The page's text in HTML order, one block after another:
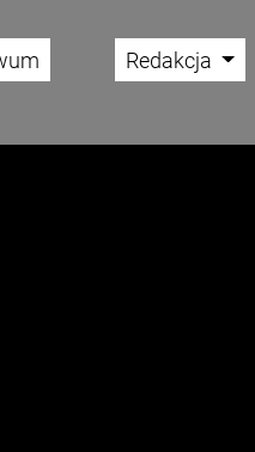
Redakcja